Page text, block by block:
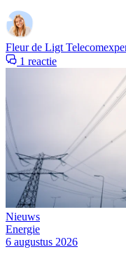
Fleur de Ligt
1 reactie
Nieuws
Energie
6 augustus 2026